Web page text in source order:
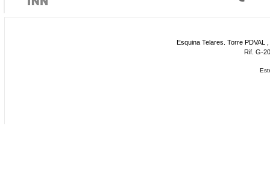
Esquina Telares. Torre PDVAL
Rif. G-